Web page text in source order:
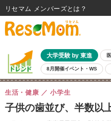
大学受験 by 東進
8月開催イベント・WS
子供の歯並び、半数以
生活・健康 小学生
リセマム メンバーズ